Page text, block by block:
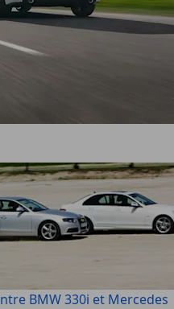
BMW 330i et Mercedes